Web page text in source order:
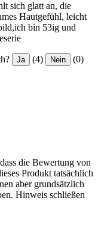
sich glatt an, die
Hautgefühl, leicht
bin 53ig und
Ja (4) Nein (0)
die Bewertung von
Produkt tatsächlich
aber grundsätzlich
Hinweis schließen